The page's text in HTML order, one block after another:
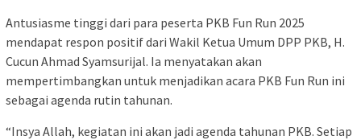
Antusiasme tinggi dari para peserta PKB Fun Run 2025
mendapat respon positif dari Wakil Ketua Umum DPP PKB, H.
Cucun Ahmad Syamsurijal. Ia menyatakan akan
mempertimbangkan untuk menjadikan acara PKB Fun Run ini
sebagai agenda rutin tahunan.
“Insya Allah, kegiatan ini akan jadi agenda tahunan PKB. Setiap